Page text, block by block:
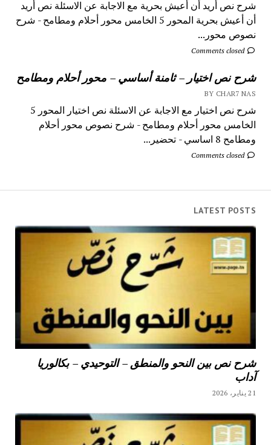
شرح نص أريد أن أعيش بحرية مع الاجابة عن الاسئلة نص أريد
أن أعيش بحرية المحور 5 الخامس محور أحلام ومطامح - شرح
نصوص محور...
Comments closed
شرح نص اختيار – ثامنة أساسي – محور أحلام ومطامح
BY CHAR7 NAS
شرح نص اختيار مع الاجابة عن الاسئلة نص اختيار المحور 5
الخامس محور أحلام ومطامح - شرح نصوص محور أحلام
ومطامح 8 اساسي - تحضير...
Comments closed
LATEST POSTS
شرح نص بين النحو والمنطق – التوحيدي – بكالوريا
آداب
21 يناير، 2026